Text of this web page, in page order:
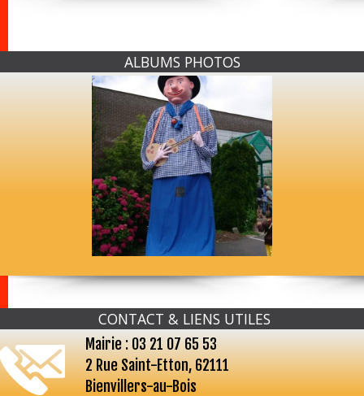
ALBUMS PHOTOS
CONTACT & LIENS UTILES
Mairie : 03 21 07 65 53
2 Rue Saint-Etton, 62111
Bienvillers-au-Bois